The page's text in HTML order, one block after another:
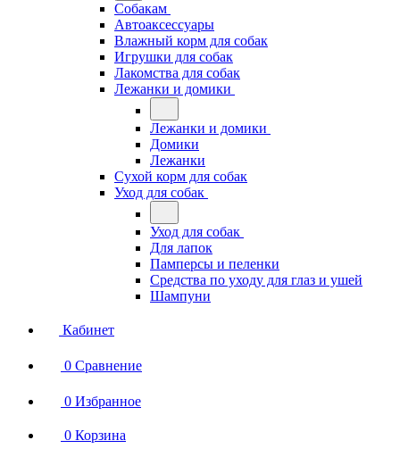
Собакам
Автоаксессуары
Влажный корм для собак
Игрушки для собак
Лакомства для собак
Лежанки и домики
Лежанки и домики
Домики
Лежанки
Сухой корм для собак
Уход для собак
Уход для собак
Для лапок
Памперсы и пеленки
Средства по уходу для глаз и ушей
Шампуни
Кабинет
0 Сравнение
0 Избранное
0 Корзина